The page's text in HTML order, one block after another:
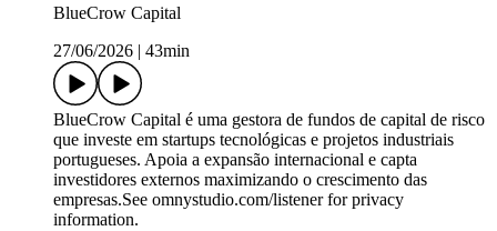
BlueCrow Capital
27/06/2026
43min
BlueCrow Capital é uma gestora de fundos de capital de risco
que investe em startups tecnológicas e projetos industriais
portugueses. Apoia a expansão internacional e capta
investidores externos maximizando o crescimento das
empresas.See omnystudio.com/listener for privacy
information.